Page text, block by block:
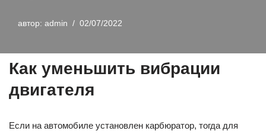
автор: admin 02/07/2022
Как уменьшить вибрации
двигателя
Если на автомобиле установлен карбюратор, тогда для